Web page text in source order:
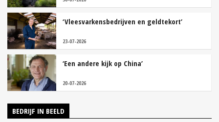
‘Vleesvarkensbedrijven en geldtekort’
23-07-2026
‘Een andere kijk op China’
20-07-2026
BEDRIJF IN BEELD